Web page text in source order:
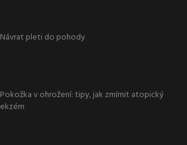
Návrat pleti do pohody
Pokožka v ohrožení: tipy, jak zmírnit atopický
ekzém